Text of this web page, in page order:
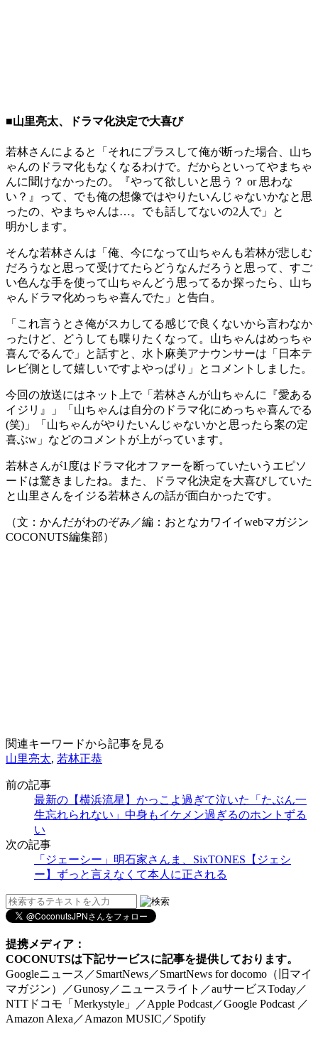
■山里亮太、ドラマ化決定で大喜び
若林さんによると「それにプラスして俺が断った場合、山ち
ゃんのドラマ化もなくなるわけで。だからといってやまちゃ
んに聞けなかったの。『やって欲しいと思う？ or 思わな
い？』って、でも俺の想像ではやりたいんじゃないかなと思
ったの、やまちゃんは…。でも話してないの2人で」と
明かします。
そんな若林さんは「俺、今になって山ちゃんも若林が悲しむ
だろうなと思って受けてたらどうなんだろうと思って、すご
い色んな手を使って山ちゃんどう思ってるか探ったら、山ち
ゃんドラマ化めっちゃ喜んでた」と告白。
「これ言うとさ俺がスカしてる感じで良くないから言わなか
ったけど、どうしても喋りたくなって。山ちゃんはめっちゃ
喜んでるんで」と話すと、水卜麻美アナウンサーは「日本テ
レビ側として嬉しいですよやっぱり」とコメントしました。
今回の放送にはネット上で「若林さんが山ちゃんに『愛ある
イジリ』」「山ちゃんは自分のドラマ化にめっちゃ喜んでる
(笑)」「山ちゃんがやりたいんじゃないかと思ったら案の定
喜ぶw」などのコメントが上がっています。
若林さんが1度はドラマ化オファーを断っていたいうエピソ
ードは驚きましたね。また、ドラマ化決定を大喜びしていた
と山里さんをイジる若林さんの話が面白かったです。
（文：かんだがわのぞみ／編：おとなカワイイwebマガジン
COCONUTS編集部）
関連キーワードから記事を見る
山里亮太, 若林正恭
前の記事
最新の【横浜流星】かっこよ過ぎて泣いた「たぶん一
生忘れられない」中身もイケメン過ぎるのホントずる
い
次の記事
「ジェーシー」明石家さんま、SixTONES【ジェシ
ー】ずっと言えなくて本人に正される
提携メディア：
COCONUTSは下記サービスに記事を提供しております。
Googleニュース／SmartNews／SmartNews for docomo（旧マイ
マガジン）／Gunosy／ニュースライト／auサービスToday／
NTTドコモ「Merkystyle」／Apple Podcast／Google Podcast ／
Amazon Alexa／Amazon MUSIC／Spotify